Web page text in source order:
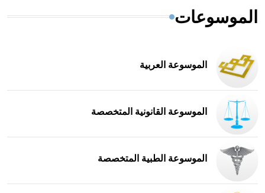
الموسوعات
الموسوعة العربية
الموسوعة القانونية المتخصصة
الموسوعة الطبية المتخصصة